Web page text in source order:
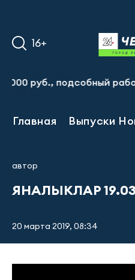
16+
руб., подсобный рабочий
Главная Выпуски
автор
ЯНАЛЫКЛАР
20 марта 2019, 08:34